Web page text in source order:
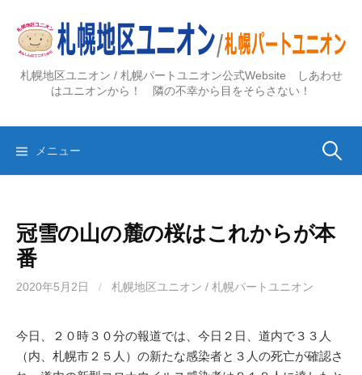
ス
札幌地区ユニオン / 札幌パートユニオン公式Website しあわせ
はユニオンから！ 隣の不幸から目をそらさない！
メニュー 検
冠雪の山の麓の桜はこれからが本
番
2020年5月2日 / 札幌地区ユニオン / 札幌パートユニオン
今日、２０時３０分の報道では、今日２日、道内で３３人
（内、札幌市２５人）の新たな感染者と３人の死亡が確認さ